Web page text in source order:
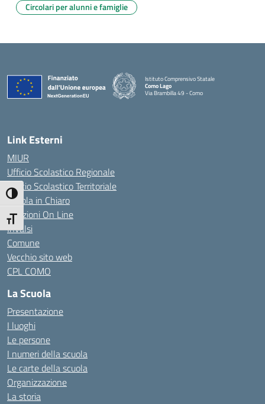
Attiva/disattiva alto contrasto
Attiva/disattiva dimensione testo
Circolari per alunni e famiglie
Istituto Comprensivo Statale
Como Lago
Via Brambilla 49 - Como
Link Esterni
MIUR
Ufficio Scolastico Regionale
Ufficio Scolastico Territoriale
Scuola in Chiaro
Iscrizioni On Line
Invalsi
Comune
Vecchio sito web
CPL COMO
La Scuola
Presentazione
I luoghi
Le persone
I numeri della scuola
Le carte della scuola
Organizzazione
La storia